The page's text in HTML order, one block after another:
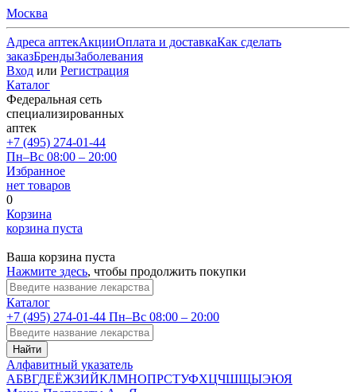
Москва
Адреса аптекАкцииОплата и доставкаКак сделать
заказБрендыЗаболевания
Вход или Регистрация
Каталог
Федеральная сеть
специализированных
аптек
+7 (495) 274-01-44
Пн–Вс 08:00 – 20:00
Избранное
нет товаров
0
Корзина
корзина пуста
Ваша корзина пуста
Нажмите здесь, чтобы продолжить покупки
Каталог
+7 (495) 274-01-44 Пн–Вс 08:00 – 20:00
Найти
Алфавитный указатель
АБВГДЕЁЖЗИЙКЛМНОПРСТУФХЦЧШЩЫЭЮЯ